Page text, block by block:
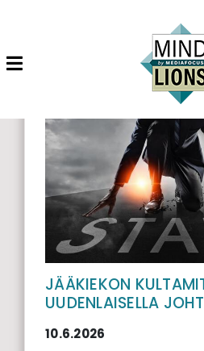
Kaikki artikkelit
JÄÄKIEKON
UUDENLAISELLA
10.6.2026